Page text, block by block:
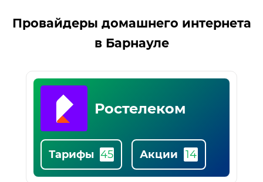
Провайдеры домашнего интернета
в Барнауле
Сибсети
Тарифы
Список
популярных
провайдеров